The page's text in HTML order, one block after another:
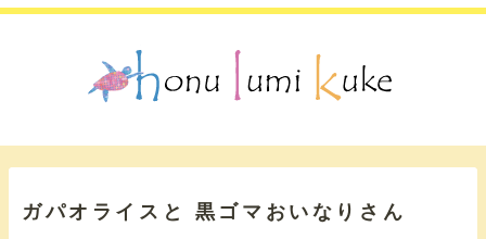
ガパオライスと 黒ゴマおいなりさん